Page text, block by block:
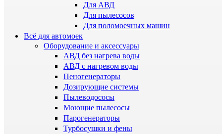
Для АВД
Для пылесосов
Для поломоечных машин
Всё для автомоек
Оборудование и аксессуары
АВД без нагрева воды
АВД с нагревом воды
Пеногенераторы
Дозирующие системы
Пылеводососы
Моющие пылесосы
Парогенераторы
Турбосушки и фены